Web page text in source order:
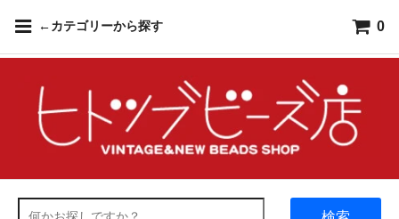
←カテゴリーから探す 0